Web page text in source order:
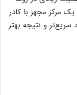
مرکز مجهز با کادر
و نتیجه بهتر